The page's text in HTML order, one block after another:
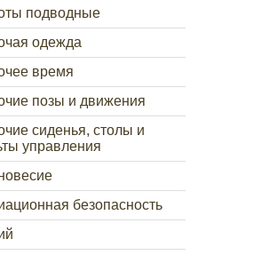
подводные
одежда
время
позы и движения
сиденья, столы и
управления
безопасность